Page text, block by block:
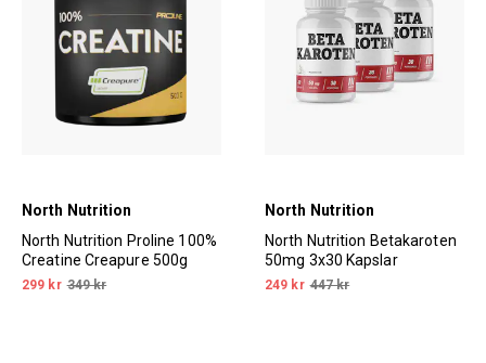
North Nutrition
North Nutrition Proline 100%
Creatine Creapure 500g
299 kr 349 kr
North Nutrition
North Nutrition Betakaroten
50mg 3x30 Kapslar
249 kr 447 kr